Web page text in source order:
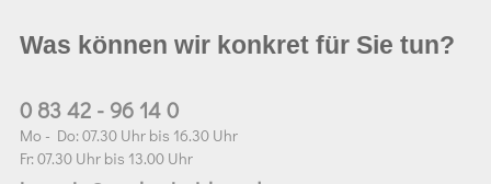
Was können wir konkret für Sie tun?
0 83 42 - 96 14 0
Mo - Do: 07.30 Uhr bis 16.30 Uhr
Fr: 07.30 Uhr bis 13.00 Uhr